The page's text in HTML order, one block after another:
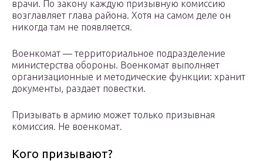
врачи. По закону каждую призывную комиссию
возглавляет глава района. Хотя на самом деле он
никогда там не появляется.
Военкомат — территориальное подразделение
министерства обороны. Военкомат выполняет
организационные и методические функции: хранит
документы, раздает повестки.
Призывать в армию может только призывная
комиссия. Не военкомат.
Кого призывают?